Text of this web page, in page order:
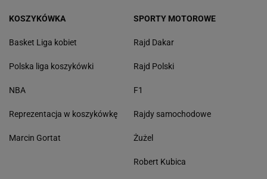
KOSZYKÓWKA
Basket Liga kobiet
Polska liga koszykówki
NBA
Reprezentacja w koszykówkę
Marcin Gortat
SPORTY MOTOROWE
Rajd Dakar
Rajd Polski
F1
Rajdy samochodowe
Żużel
Robert Kubica